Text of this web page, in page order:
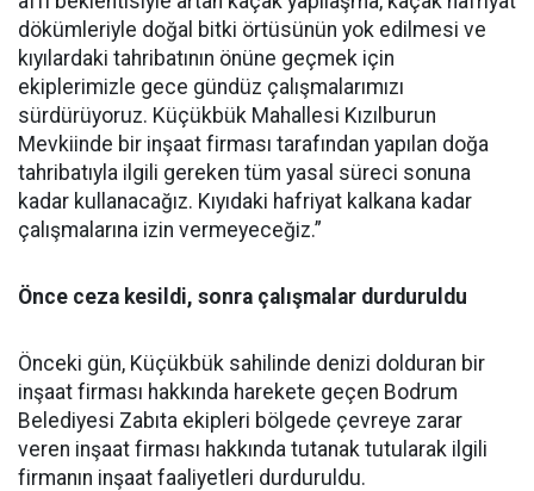
dökümleriyle doğal bitki örtüsünün yok edilmesi ve
kıyılardaki tahribatının önüne geçmek için
ekiplerimizle gece gündüz çalışmalarımızı
sürdürüyoruz. Küçükbük Mahallesi Kızılburun
Mevkiinde bir inşaat firması tarafından yapılan doğa
tahribatıyla ilgili gereken tüm yasal süreci sonuna
kadar kullanacağız. Kıyıdaki hafriyat kalkana kadar
çalışmalarına izin vermeyeceğiz.”
Önce ceza kesildi, sonra çalışmalar durduruldu
Önceki gün, Küçükbük sahilinde denizi dolduran bir
inşaat firması hakkında harekete geçen Bodrum
Belediyesi Zabıta ekipleri bölgede çevreye zarar
veren inşaat firması hakkında tutanak tutularak ilgili
firmanın inşaat faaliyetleri durduruldu.